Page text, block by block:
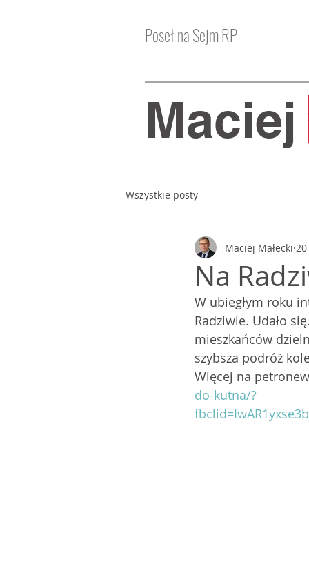
Poseł na Sejm RP
Wszystkie posty
Na
Maciej Małecki
W ubiegłym roku
Radziwie. Udało
mieszkańców
szybsza podróż
Więcej na
do-kutna/?